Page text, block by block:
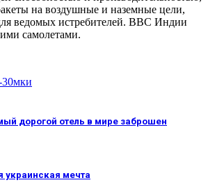
на воздушные и наземные цели,
ведомых истребителей. ВВС Индии
самолетами.
30мки
дорогой отель в мире заброшен
мечта